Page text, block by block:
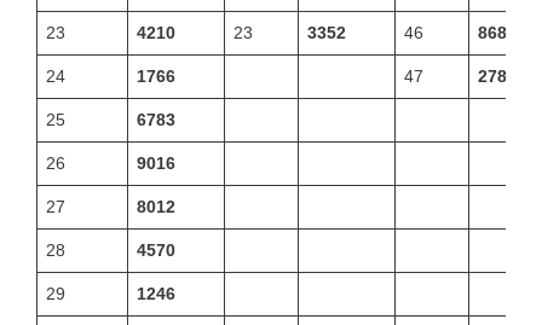
23 4210 23 3352 46 8688
24 1766 47 2780
25 6783
26 9016
27 8012
28 4570
29 1246